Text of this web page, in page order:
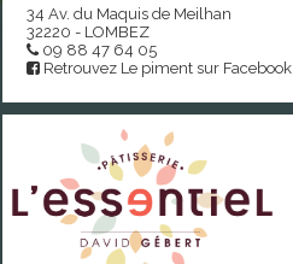
34 Av. du Maquis de Meilhan
32220 - LOMBEZ
09 88 47 64 05
Retrouvez Le piment sur Facebook